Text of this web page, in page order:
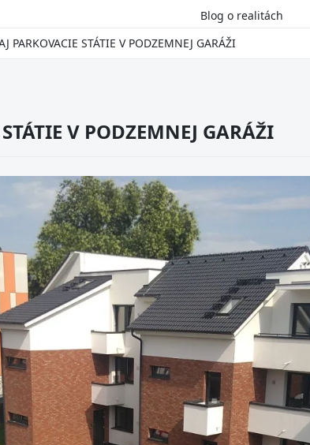
Blog o realitách
PARKOVACIE STÁTIE V PODZEMNEJ GARÁŽI
V PODZEMNEJ GARÁŽI